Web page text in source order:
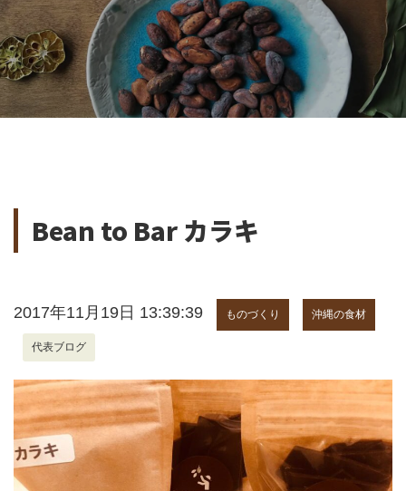
Bean to Bar カラキ
2017年11月19日 13:39:39 ものづくり 沖縄の食材
代表ブログ